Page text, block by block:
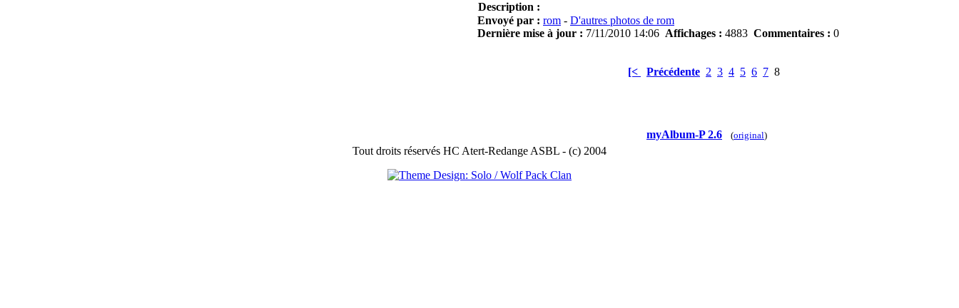
Description :
Envoyé par : rom - D'autres photos de rom
Dernière mise à jour : 7/11/2010 14:06 Affichages : 4883 Commentaires : 0
[< Précédente 2 3 4 5 6 7 8
myAlbum-P 2.6 (original)
Tout droits réservés HC Atert-Redange ASBL - (c) 2004